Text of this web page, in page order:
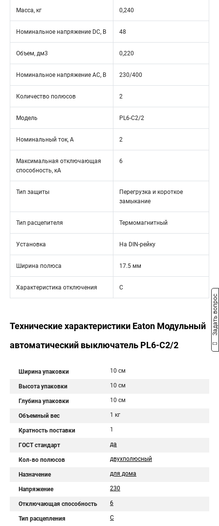
Масса, кг 0,240
Номинальное напряжение DC, В 48
Объем, дм3 0,220
Номинальное напряжение АС, В 230/400
Количество полюсов 2
Модель PL6-C2/2
Номинальный ток, А 2
Максимальная отключающая
способность, кА
6
Тип защиты
Перегрузка и короткое
замыкание
Тип расцепителя Термомагнитный
Установка На DIN-рейку
Ширина полюса 17.5 мм
Характеристика отключения C
Технические характеристики Eaton Модульный
автоматический выключатель PL6-C2/2
Ширина упаковки 10 см
Высота упаковки 10 см
Глубина упаковки 10 см
Объемный вес 1 кг
Кратность поставки 1
ГОСТ стандарт да
Кол-во полюсов двухполюсный
Назначение для дома
Напряжение 230
Отключающая способность 6
Тип расцепления C
Задать вопрос